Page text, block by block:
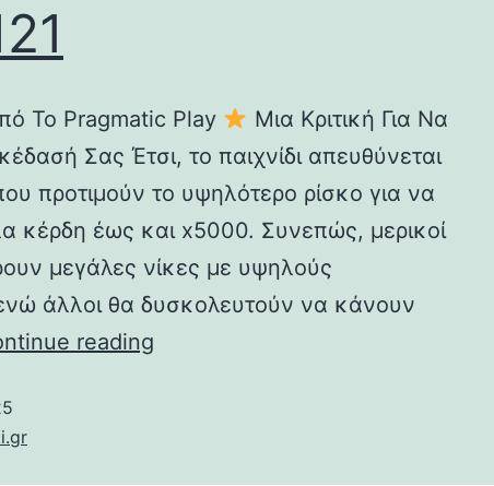
Το Pragmatic Play
Μια Κριτική Για Να
Σας Έτσι, το παιχνίδι απευθύνεται
προτιμούν το υψηλότερο ρίσκο για να
κέρδη έως και x5000. Συνεπώς, μερικοί
μεγάλες νίκες με υψηλούς
άλλοι θα δυσκολευτούν να κάνουν
reading